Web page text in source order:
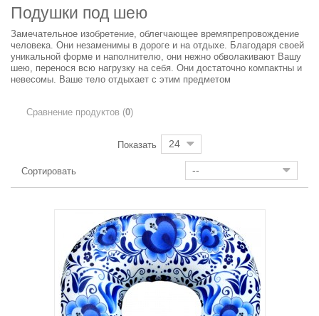
Подушки под шею
Замечательное изобретение, облегчающее времяпрепровождение
человека. Они незаменимы в дороге и на отдыхе. Благодаря своей
уникальной форме и наполнителю, они нежно обволакивают Вашу
шею, перенося всю нагрузку на себя. Они достаточно компактны и
невесомы. Ваше тело отдыхает с этим предметом
Сравнение продуктов (0)
Показать 24
Сортировать --